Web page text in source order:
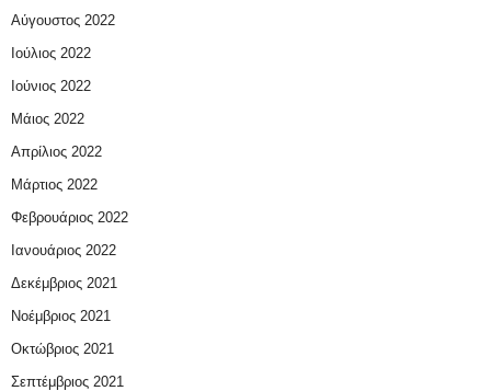
Αύγουστος 2022
Ιούλιος 2022
Ιούνιος 2022
Μάιος 2022
Απρίλιος 2022
Μάρτιος 2022
Φεβρουάριος 2022
Ιανουάριος 2022
Δεκέμβριος 2021
Νοέμβριος 2021
Οκτώβριος 2021
Σεπτέμβριος 2021